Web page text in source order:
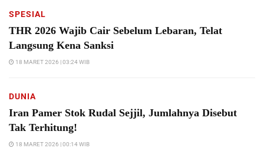
SPESIAL
THR 2026 Wajib Cair Sebelum Lebaran, Telat
Langsung Kena Sanksi
18 MARET 2026 | 03:24 WIB
DUNIA
Iran Pamer Stok Rudal Sejjil, Jumlahnya Disebut
Tak Terhitung!
18 MARET 2026 | 00:14 WIB